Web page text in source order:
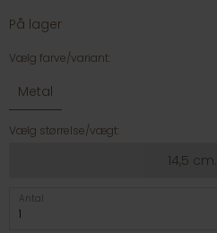
På lager
Vælg farve/variant:
Metal
Vælg størrelse/vægt:
14,5 cm.
Antal